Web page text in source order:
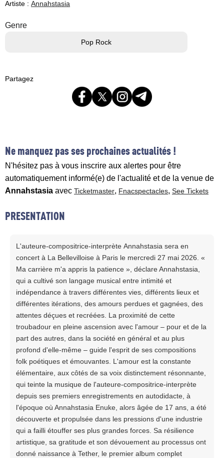
Artiste : Annahstasia
Genre
Pop Rock
Partagez
Ne manquez pas ses prochaines actualités !
N'hésitez pas à vous inscrire aux alertes pour être
automatiquement informé(e) de l'actualité et de la venue de
Annahstasia avec Ticketmaster, Fnacspectacles, See Tickets
PRESENTATION
L'auteure-compositrice-interprète Annahstasia sera en
concert à La Bellevilloise à Paris le mercredi 27 mai 2026. «
Ma carrière m'a appris la patience », déclare Annahstasia,
qui a cultivé son langage musical entre intimité et
indépendance à travers différentes vies, différents lieux et
différentes itérations, des amours perdues et gagnées, des
attentes déçues et recréées. La proximité de cette
troubadour en pleine ascension avec l'amour – pour et de la
part des autres, dans la société en général et au plus
profond d'elle-même – guide l'esprit de ses compositions
folk poétiques et émouvantes. L'amour est la constante
élémentaire, aux côtés de sa voix distinctement résonnante,
qui teinte la musique de l'auteure-compositrice-interprète
depuis ses premiers enregistrements en autodidacte, à
l'époque où Annahstasia Enuke, alors âgée de 17 ans, a été
découverte et propulsée dans les pressions d'une industrie
qui a failli étouffer ses plus grandes forces. Sa résilience
artistique, sa gratitude et son dévouement au processus ont
donné naissance à Tether, le premier album complet